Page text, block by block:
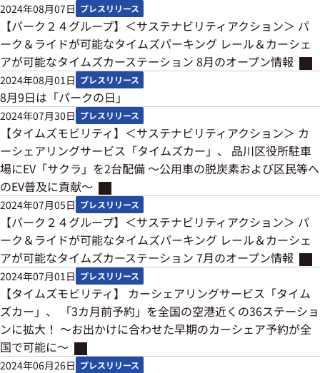
2024年08月07日 プレスリリース
【パーク２４グループ】＜サステナビリティアクション＞ パ
ーク＆ライドが可能なタイムズパーキング レール＆カーシェ
アが可能なタイムズカーステーション 8月のオープン情報
2024年08月01日 プレスリリース
8月9日は「パークの日」
2024年07月30日 プレスリリース
【タイムズモビリティ】＜サステナビリティアクション＞ カ
ーシェアリングサービス「タイムズカー」、 品川区役所駐車
場にEV「サクラ」を2台配備 ～公用車の脱炭素および区民等へ
のEV普及に貢献～
2024年07月05日 プレスリリース
【パーク２４グループ】＜サステナビリティアクション＞ パ
ーク＆ライドが可能なタイムズパーキング レール＆カーシェ
アが可能なタイムズカーステーション 7月のオープン情報
2024年07月01日 プレスリリース
【タイムズモビリティ】 カーシェアリングサービス「タイム
ズカー」、 「3カ月前予約」を全国の空港近くの36ステーショ
ンに拡大！ ～お出かけに合わせた早期のカーシェア予約が全
国で可能に～
2024年06月26日 プレスリリース